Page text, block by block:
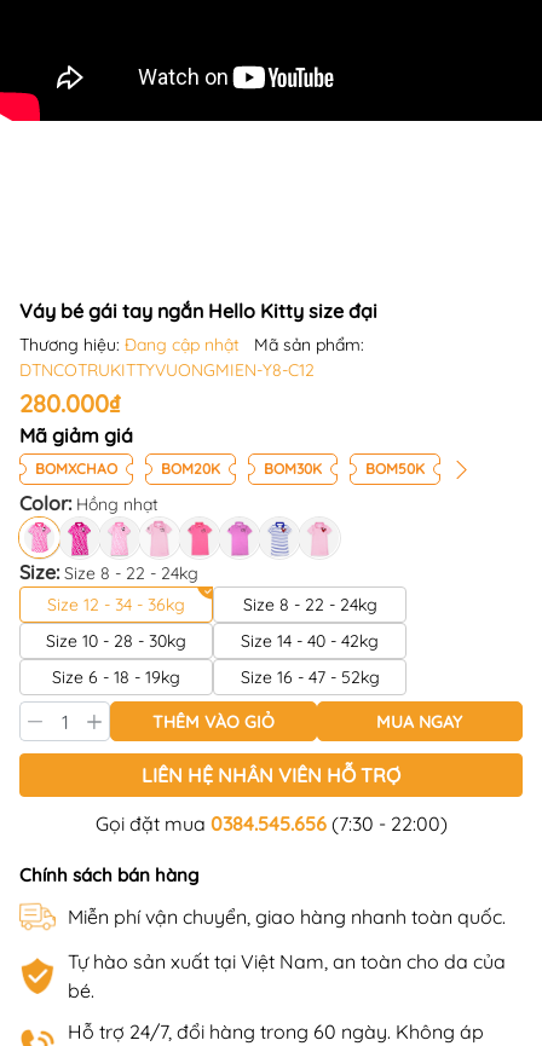
Váy bé gái tay ngắn Hello Kitty size đại
Thương hiệu: Đang cập nhật
Mã sản phẩm:
DTNCOTRUKITTYVUONGMIEN-Y8-C12
280.000₫
Mã giảm giá
BOMXCHAO BOM20K BOM30K BOM50K
Color: Hồng nhạt
Size:Size 8 - 22 - 24kg
Size 12 - 34 - 36kg
Size 8 - 22 - 24kg
Size 10 - 28 - 30kg
Size 14 - 40 - 42kg
Size 6 - 18 - 19kg
Size 16 - 47 - 52kg
THÊM VÀO GIỎ MUA NGAY
LIÊN HỆ NHÂN VIÊN HỖ TRỢ
Gọi đặt mua 0384.545.656(7:30 - 22:00)
Chính sách bán hàng
Miễn phí vận chuyển, giao hàng nhanh toàn quốc.
Tự hào sản xuất tại Việt Nam, an toàn cho da của
bé.
Hỗ trợ 24/7, đổi hàng trong 60 ngày. Không áp